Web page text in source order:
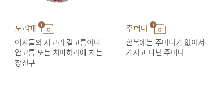
노리개
여자들의 저고리 겉고름이나
안고름 또는 치마허리에 차는
장신구
주머니
한복에는 주머니가 없어서
가지고 다닌 주머니